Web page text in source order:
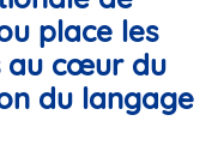
place les
au cœur du
du langage